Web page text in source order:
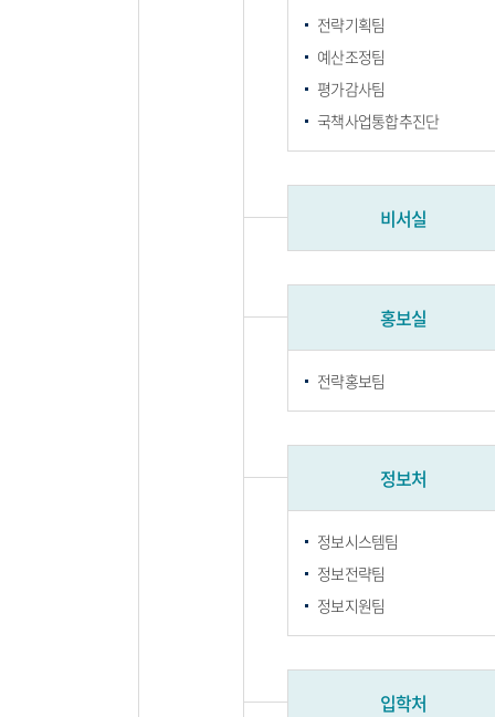
전략기획팀
예산조정팀
평가감사팀
국책사업통합추진단
비서실
홍보실
전략홍보팀
정보처
정보시스템팀
정보전략팀
정보지원팀
입학처